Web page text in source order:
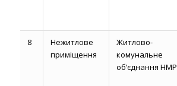
8
Нежитлове
приміщення
Житлово-
комунальне
об’єднання НМР